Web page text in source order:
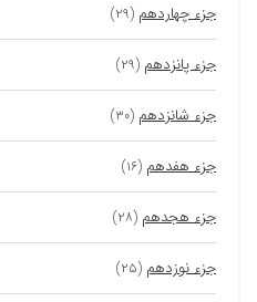
جزء چهاردهم (۲۹)
جزء پانزدهم (۲۹)
جزء شانزدهم (۳۰)
جزء هفدهم (۱۶)
جزء هجدهم (۲۸)
جزء نوزدهم (۲۵)